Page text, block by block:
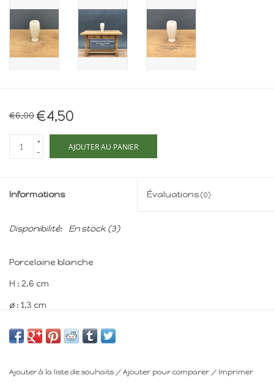
Maison de souris
miniature - The Mouse
€6,00 €4,50
+
-
AJOUTER AU PANIER
Informations Évaluations (0)
Disponibilité: En stock (3)
Porcelaine blanche
H : 2,6 cm
ø : 1,3 cm
Frais de livraison : voir panier
Ajouter à la liste de souhaits / Ajouter pour comparer / Imprimer